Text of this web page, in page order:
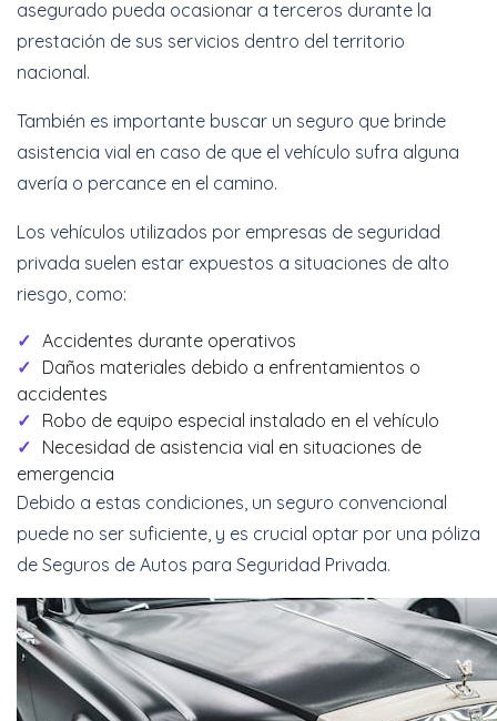
asegurado pueda ocasionar a terceros durante la
prestación de sus servicios dentro del territorio
nacional.
También es importante buscar un seguro que brinde
asistencia vial en caso de que el vehículo sufra alguna
avería o percance en el camino.
Los vehículos utilizados por empresas de seguridad
privada suelen estar expuestos a situaciones de alto
riesgo, como:
Accidentes durante operativos
Daños materiales debido a enfrentamientos o
accidentes
Robo de equipo especial instalado en el vehículo
Necesidad de asistencia vial en situaciones de
emergencia
Debido a estas condiciones, un seguro convencional
puede no ser suficiente, y es crucial optar por una póliza
de Seguros de Autos para Seguridad Privada.